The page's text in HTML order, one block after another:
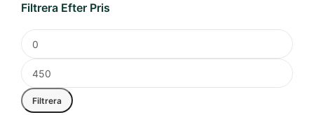
Filtrera Efter Pris
Filtrera